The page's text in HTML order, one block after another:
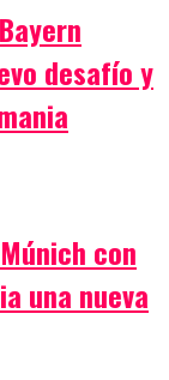
desafío y
con
una nueva